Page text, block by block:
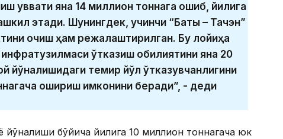
қуввати яна 14 миллион тоннага ошиб, йилига
этади. Шунингдек, учинчи “Бақты – Тачэн”
очиш ҳам режалаштирилган. Бу лойиҳа
ўтказиш қобилиятини яна 20
йўналишидаги темир йўл ўтказувчанлигини
ошириш имконини беради”, - деди
йўналиши бўйича йилига 10 миллион тоннагача юк